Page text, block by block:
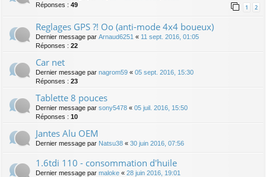
Réponses : 49 1 2
Reglages GPS ?! Oo (anti-mode 4x4 boueux)
Dernier message par Arnaud6251 « 11 sept. 2016, 01:05
Réponses : 22
Car net
Dernier message par nagrom59 « 05 sept. 2016, 15:30
Réponses : 23
Tablette 8 pouces
Dernier message par sony5478 « 05 juil. 2016, 15:50
Réponses : 10
Jantes Alu OEM
Dernier message par Natsu38 « 30 juin 2016, 07:56
1.6tdi 110 - consommation d'huile
Dernier message par maloke « 28 juin 2016, 19:01